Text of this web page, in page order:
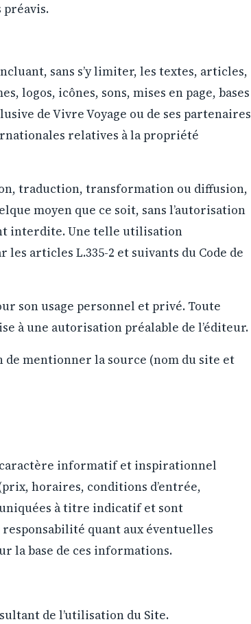
préavis.
sans s’y limiter, les textes, articles,
logos, icônes, sons, mises en page, bases
de Vivre Voyage ou de ses partenaires
relatives à la propriété
traduction, transformation ou diffusion,
moyen que ce soit, sans l’autorisation
interdite. Une telle utilisation
articles L.335-2 et suivants du Code de
son usage personnel et privé. Toute
à une autorisation préalable de l’éditeur.
mentionner la source (nom du site et
caractère informatif et inspirationnel
horaires, conditions d’entrée,
à titre indicatif et sont
responsabilité quant aux éventuelles
la base de ces informations.
de l’utilisation du Site.